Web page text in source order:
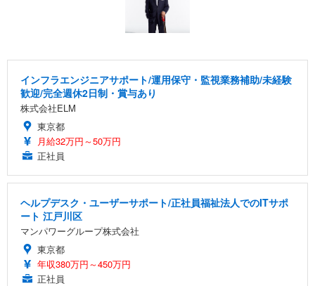
インフラエンジニアサポート/運用保守・監視業務補助/未経験
歓迎/完全週休2日制・賞与あり
株式会社ELM
東京都
月給32万円～50万円
正社員
ヘルプデスク・ユーザーサポート/正社員福祉法人でのITサポ
ート 江戸川区
マンパワーグループ株式会社
東京都
年収380万円～450万円
正社員